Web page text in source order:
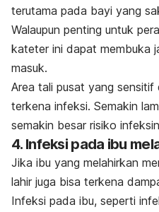
terutama pada bayi yang
Walaupun penting untuk
kateter ini dapat membuka
masuk.
Area tali pusat yang
terkena infeksi. Semakin
semakin besar risiko
4. Infeksi pada ibu
Jika ibu yang melahirkan
lahir juga bisa terkena
Infeksi pada ibu, seperti